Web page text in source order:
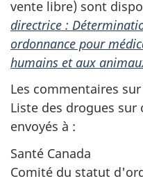
vente libre) sont
directrice :
ordonnance pour
humains et aux
Les commentaires
Liste des drogues
envoyés à :
Santé Canada
Comité du statut